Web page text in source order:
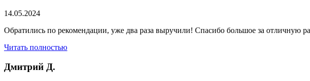
14.05.2024
Обратились по рекомендации, уже два раза выручили! Спасибо большое за отличную
Читать полностью
Дмитрий Д.